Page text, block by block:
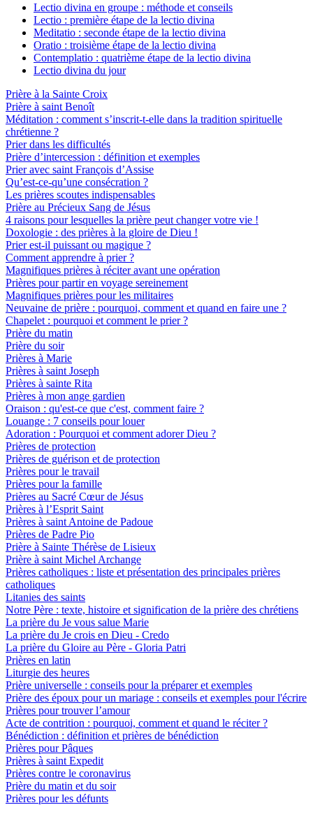
Lectio divina en groupe : méthode et conseils
Lectio : première étape de la lectio divina
Meditatio : seconde étape de la lectio divina
Oratio : troisième étape de la lectio divina
Contemplatio : quatrième étape de la lectio divina
Lectio divina du jour
Prière à la Sainte Croix
Prière à saint Benoît
Méditation : comment s’inscrit-t-elle dans la tradition spirituelle
chrétienne ?
Prier dans les difficultés
Prière d’intercession : définition et exemples
Prier avec saint François d’Assise
Qu’est-ce-qu’une consécration ?
Les prières scoutes indispensables
Prière au Précieux Sang de Jésus
4 raisons pour lesquelles la prière peut changer votre vie !
Doxologie : des prières à la gloire de Dieu !
Prier est-il puissant ou magique ?
Comment apprendre à prier ?
Magnifiques prières à réciter avant une opération
Prières pour partir en voyage sereinement
Magnifiques prières pour les militaires
Neuvaine de prière : pourquoi, comment et quand en faire une ?
Chapelet : pourquoi et comment le prier ?
Prière du matin
Prière du soir
Prières à Marie
Prières à saint Joseph
Prières à sainte Rita
Prières à mon ange gardien
Oraison : qu'est-ce que c'est, comment faire ?
Louange : 7 conseils pour louer
Adoration : Pourquoi et comment adorer Dieu ?
Prières de protection
Prières de guérison et de protection
Prières pour le travail
Prières pour la famille
Prières au Sacré Cœur de Jésus
Prières à l’Esprit Saint
Prières à saint Antoine de Padoue
Prières de Padre Pio
Prière à Sainte Thérèse de Lisieux
Prière à saint Michel Archange
Prières catholiques : liste et présentation des principales prières
catholiques
Litanies des saints
Notre Père : texte, histoire et signification de la prière des chrétiens
La prière du Je vous salue Marie
La prière du Je crois en Dieu - Credo
La prière du Gloire au Père - Gloria Patri
Prières en latin
Liturgie des heures
Prière universelle : conseils pour la préparer et exemples
Prière des époux pour un mariage : conseils et exemples pour l'écrire
Prières pour trouver l’amour
Acte de contrition : pourquoi, comment et quand le réciter ?
Bénédiction : définition et prières de bénédiction
Prières pour Pâques
Prières à saint Expedit
Prières contre le coronavirus
Prière du matin et du soir
Prières pour les défunts